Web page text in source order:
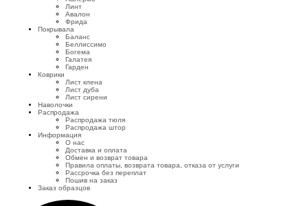
Линт
Авалон
Фрида
Покрывала
Баланс
Беллиссимо
Богема
Галатея
Гарден
Коврики
Лист клена
Лист дуба
Лист сирени
Наволочки
Распродажа
Распродажа тюля
Распродажа штор
Информация
О нас
Доставка и оплата
Обмен и возврат товара
Правила оплаты, возврата товара, отказа от услуги
Рассрочка без переплат
Пошив на заказ
Заказ образцов